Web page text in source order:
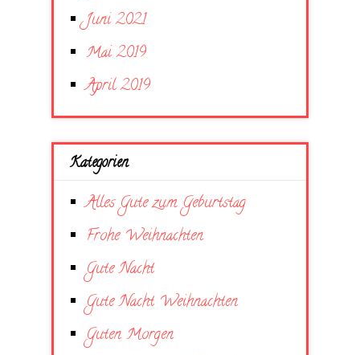
Juni 2021
Mai 2019
April 2019
Kategorien
Alles Gute zum Geburtstag
Frohe Weihnachten
Gute Nacht
Gute Nacht Weihnachten
Guten Morgen